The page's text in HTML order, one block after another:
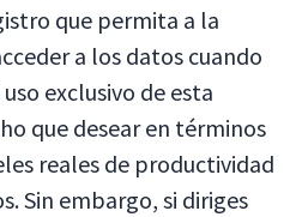
que permita a la
a los datos cuando
exclusivo de esta
que desear en términos
reales de productividad
Sin embargo, si diriges